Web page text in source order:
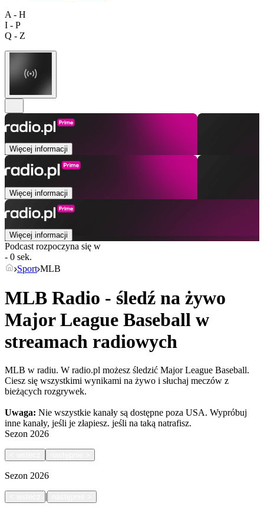
A - H
I - P
Q - Z
Więcej informacji
Więcej informacji
Więcej informacji
Podcast rozpoczyna się w
- 0 sek.
Sport MLB
MLB Radio - śledź na żywo
Major League Baseball w
streamach radiowych
MLB w radiu. W radio.pl możesz śledzić Major League Baseball.
Ciesz się wszystkimi wynikami na żywo i słuchaj meczów z
bieżących rozgrywek.
Uwaga: Nie wszystkie kanały są dostępne poza USA. Wypróbuj
inne kanały, jeśli je złapiesz. jeśli na taką natrafisz.
Sezon 2026
Sezon 2026
|